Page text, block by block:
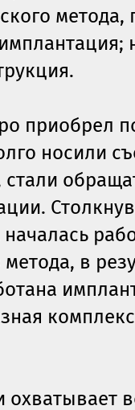
метода,
приобрел
носили
в
охватывает